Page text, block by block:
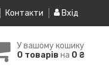
Контакти Вхід
У вашому кошику
0 товарів на 0 ₴